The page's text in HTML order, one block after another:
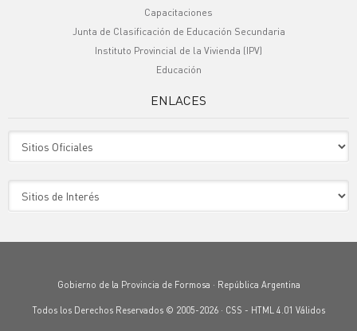
Capacitaciones
Junta de Clasificación de Educación Secundaria
Instituto Provincial de la Vivienda (IPV)
Educación
ENLACES
Gobierno de la Provincia de Formosa · República Argentina
Todos los Derechos Reservados © 2005-2026 · CSS - HTML 4.01 Válidos